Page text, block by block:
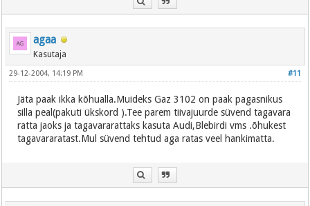
agaa
Kasutaja
#11
29-12-2004, 14:19 PM
Jäta paak ikka kõhualla.Muideks Gaz 3102 on paak pagasnikus
silla peal(pakuti ükskord ).Tee parem tiivajuurde süvend tagavara
ratta jaoks ja tagavararattaks kasuta Audi,Blebirdi vms .õhukest
tagavararatast.Mul süvend tehtud aga ratas veel hankimatta.